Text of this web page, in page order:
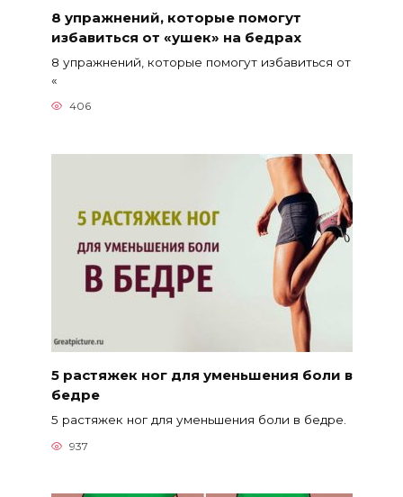
8 упражнений, которые помогут
избавиться от «ушек» на бедрах
8 упражнений, которые помогут избавиться от
«
406
5 растяжек ног для уменьшения боли в
бедре
5 растяжек ног для уменьшения боли в бедре.
937